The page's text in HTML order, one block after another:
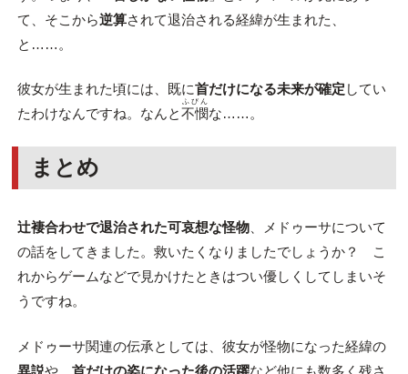
て、そこから逆算されて退治される経緯が生まれた、
と……。
彼女が生まれた頃には、既に首だけになる未来が確定 してい
たわけなんですね。なんと不憫
ふびん
な……。
まとめ
辻褄合わせで退治された可哀想な怪物、メドゥーサについて
の話をしてきました。救いたくなりましたでしょうか？ こ
れからゲームなどで見かけたときはつい優しくしてしまいそ
うですね。
メドゥーサ関連の伝承としては、彼女が怪物になった経緯の